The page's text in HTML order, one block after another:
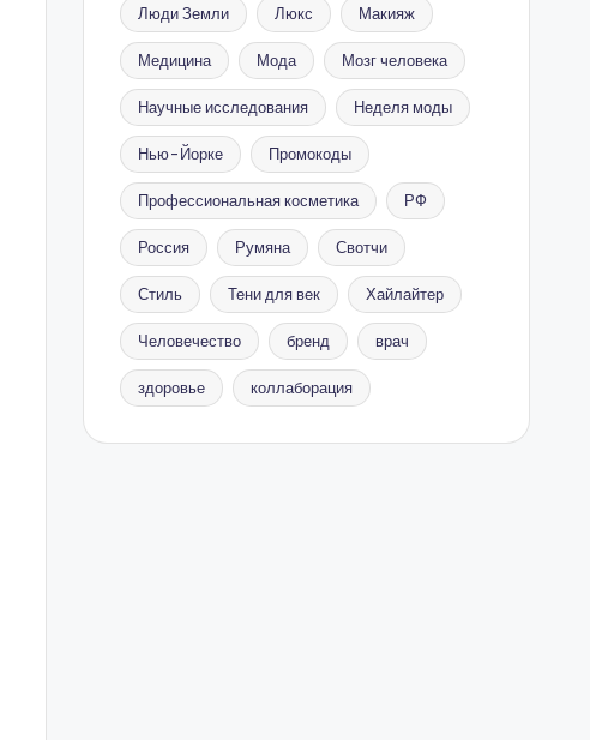
Люди Земли Люкс Макияж
Медицина Мода Мозг человека
Научные исследования Неделя моды
Нью-Йорке Промокоды
Профессиональная косметика РФ
Россия Румяна Свотчи
Стиль Тени для век Хайлайтер
Человечество бренд врач
здоровье коллаборация